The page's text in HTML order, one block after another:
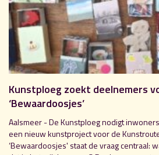
Kunstploeg zoekt deelnemers
‘Bewaardoosjes’
Aalsmeer - De Kunstploeg nodigt
een nieuw kunstproject voor de
‘Bewaardoosjes' staat de vraag centraal: